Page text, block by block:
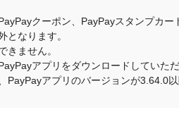
クーポン、PayPayスタンプカ
となります。
きません。
アプリをダウンロードしてい
PayPayアプリのバージョンが3.64.0